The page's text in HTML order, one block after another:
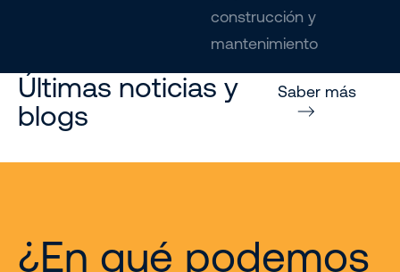
construcción y
mantenimiento
Últimas noticias y
blogs
Saber más
¿En qué podemos